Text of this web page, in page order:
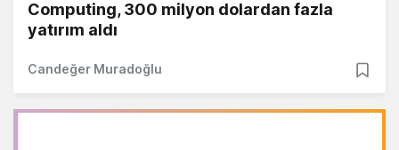
Computing, 300 milyon dolardan fazla
yatırım aldı
Candeğer Muradoğlu